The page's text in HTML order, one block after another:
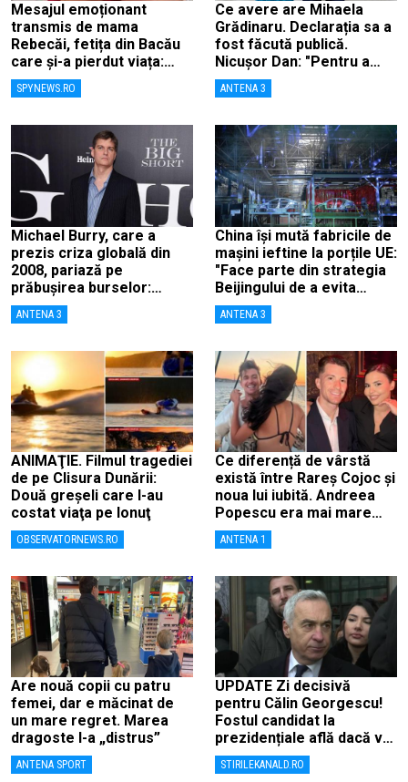
Mesajul emoționant
transmis de mama
Rebecăi, fetița din Bacău
care și-a pierdut viața:
„Îngerașul meu…”
SPYNEWS.RO
Ce avere are Mihaela
Grădinaru. Declarația sa a
fost făcută publică.
Nicușor Dan: "Pentru a
înlătura orice speculații"
ANTENA 3
Michael Burry, care a
prezis criza globală din
2008, pariază pe
prăbușirea burselor:
„Suntem aproape de o
cădere ca în 1987”
ANTENA 3
China își mută fabricile de
mașini ieftine la porțile UE:
"Face parte din strategia
Beijingului de a evita
taxele"
ANTENA 3
ANIMAŢIE. Filmul tragediei
de pe Clisura Dunării:
Două greşeli care l-au
costat viaţa pe Ionuţ
OBSERVATORNEWS.RO
Ce diferență de vârstă
există între Rareș Cojoc și
noua lui iubită. Andreea
Popescu era mai mare
decât el
ANTENA 1
Are nouă copii cu patru
femei, dar e măcinat de
un mare regret. Marea
dragoste l-a „distrus”
ANTENA SPORT
UPDATE Zi decisivă
pentru Călin Georgescu!
Fostul candidat la
prezidențiale află dacă va
fi judecat pentru tentativă
de lovitură de stat
STIRILEKANALD.RO